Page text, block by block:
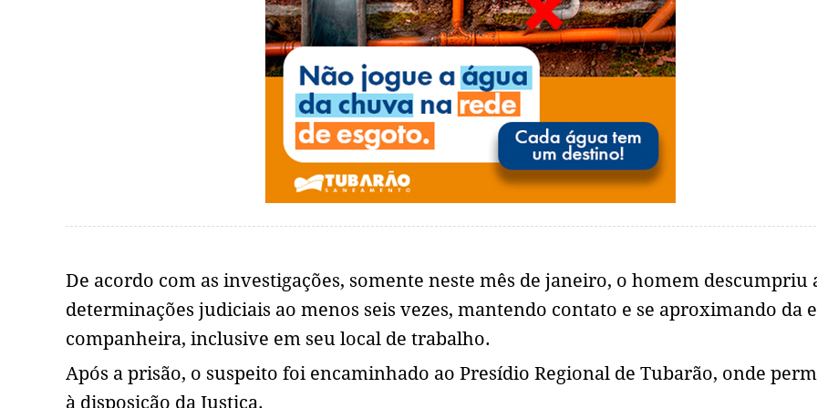
De acordo com as investigações, somente neste mês de janeiro, o homem descumpriu
determinações judiciais ao menos seis vezes, mantendo contato e se aproximando da
companheira, inclusive em seu local de trabalho.
Após a prisão, o suspeito foi encaminhado ao Presídio Regional de Tubarão, onde
à disposição da Justiça.